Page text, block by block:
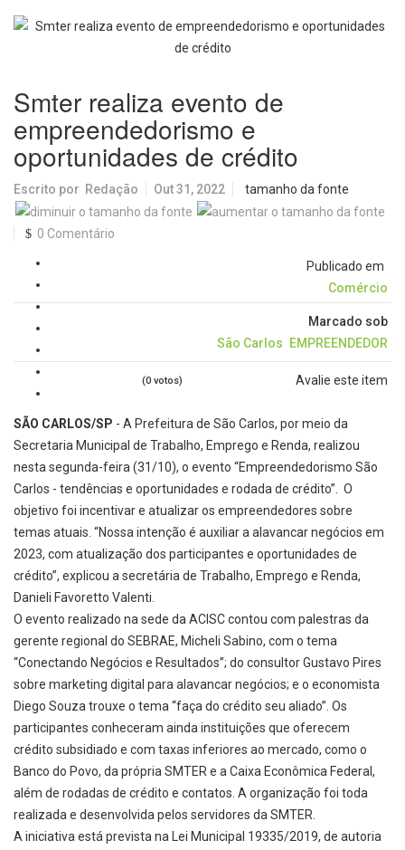
Smter realiza evento de
empreendedorismo e
oportunidades de crédito
Escrito por Redação Out 31, 2022 tamanho da fonte
0 Comentário
Publicado em
Comércio
Marcado sob
São Carlos
EMPREENDEDOR
Avalie este item
(0 votos)
SÃO CARLOS/SP - A Prefeitura de São Carlos, por meio da
Secretaria Municipal de Trabalho, Emprego e Renda, realizou
nesta segunda-feira (31/10), o evento “Empreendedorismo São
Carlos - tendências e oportunidades e rodada de crédito”. O
objetivo foi incentivar e atualizar os empreendedores sobre
temas atuais. “Nossa intenção é auxiliar a alavancar negócios em
2023, com atualização dos participantes e oportunidades de
crédito”, explicou a secretária de Trabalho, Emprego e Renda,
Danieli Favoretto Valenti.
O evento realizado na sede da ACISC contou com palestras da
gerente regional do SEBRAE, Micheli Sabino, com o tema
“Conectando Negócios e Resultados”; do consultor Gustavo Pires
sobre marketing digital para alavancar negócios; e o economista
Diego Souza trouxe o tema “faça do crédito seu aliado”. Os
participantes conheceram ainda instituições que oferecem
crédito subsidiado e com taxas inferiores ao mercado, como o
Banco do Povo, da própria SMTER e a Caixa Econômica Federal,
além de rodadas de crédito e contatos. A organização foi toda
realizada e desenvolvida pelos servidores da SMTER.
A iniciativa está prevista na Lei Municipal 19335/2019, de autoria